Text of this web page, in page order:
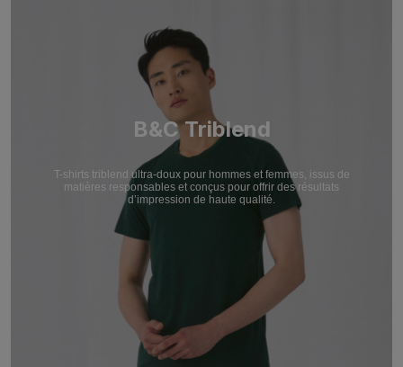
B&C Triblend
T-shirts triblend ultra-doux pour hommes et femmes, issus de
matières responsables et conçus pour offrir des résultats
d’impression de haute qualité.